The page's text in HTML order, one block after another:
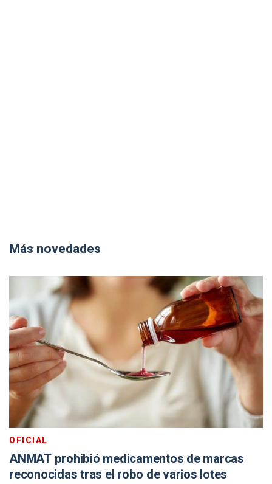
Más novedades
OFICIAL
ANMAT prohibió medicamentos de marcas
reconocidas tras el robo de varios lotes